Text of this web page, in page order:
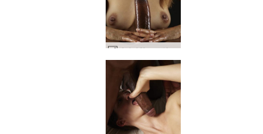
아마야와 고로의 자지와 가슴 #14